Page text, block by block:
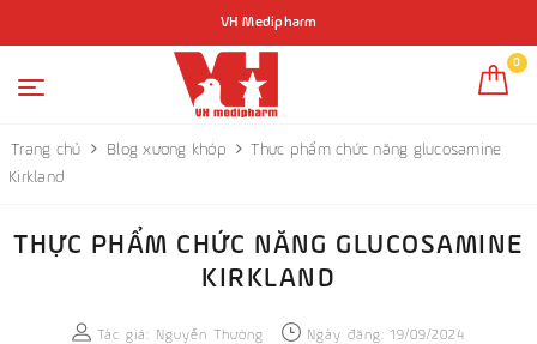
VH Medipharm
0
Trang chủ Blog xương khớp
Thực phẩm chức năng glucosamine
Kirkland
THỰC PHẨM CHỨC NĂNG GLUCOSAMINE
KIRKLAND
Tác giả: Nguyễn Thường Ngày đăng: 19/09/2024